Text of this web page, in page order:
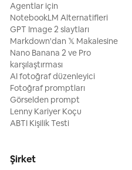
Agentlar için
NotebookLM Alternatifleri
GPT Image 2 slaytları
Markdown'dan 𝕏 Makalesine
Nano Banana 2 ve Pro
karşılaştırması
AI fotoğraf düzenleyici
Fotoğraf promptları
Görselden prompt
Lenny Kariyer Koçu
ABTI Kişilik Testi
Şirket